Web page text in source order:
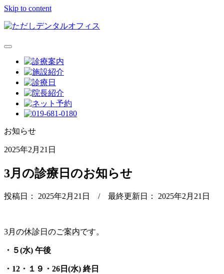
Skip to content
お知らせ
2025年2月21日
3月の診療日のお知らせ
投稿日： 2025年2月21日 / 最終更新日： 2025年2月21日
3月の休診日のご案内です。
・５(水) 午後
・12・１９・26日(水) 終日